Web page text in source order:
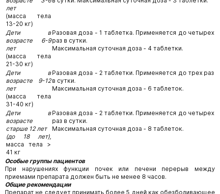
лет
(масса тела
13-20 кг)
Дети в
возрасте 6-9
лет
(масса тела
21-30 кг)
Разовая доза - 1 таблетка. Применяется до четырех
раз в сутки.
Максимальная суточная доза - 4 таблетки.
Дети в
возрасте 9-12
лет
(масса тела
31-40 кг)
Разовая доза - 2 таблетки. Применяется до трех раз
в сутки.
Максимальная суточная доза - 6 таблеток.
Дети в
возрасте
старше 12 лет
(до 18 лет),
масса тела >
41 кг
Разовая доза - 2 таблетки. Применяется до четырех
раз в сутки.
Максимальная суточная доза - 8 таблеток.
Особые группы пациентов
При нарушениях функции почек или печени перерыв между
приемами препарата должен быть не менее 8 часов.
Общие рекомендации
Препарат не следует принимать более 5 дней как обезболивающее